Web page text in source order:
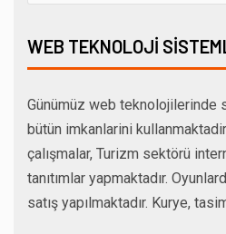
WEB TEKNOLOJI
Günümüz web teknolojilerinde
bütün imkanlarini
çalışmalar, Turizm sektörü
tanıtımlar yapmaktadır.
satış yapılmaktadır. Kurye,